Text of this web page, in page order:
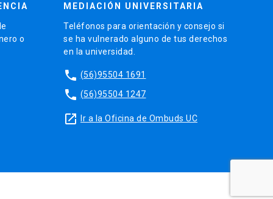
o
MEDIACIÓN UNIVERSITARIA
Teléfonos para orientación y consejo si
se ha vulnerado alguno de tus derechos
en la universidad.
phone (56)95504 1691
phone (56)95504 1247
launch Ir a la Oficina de Ombuds UC